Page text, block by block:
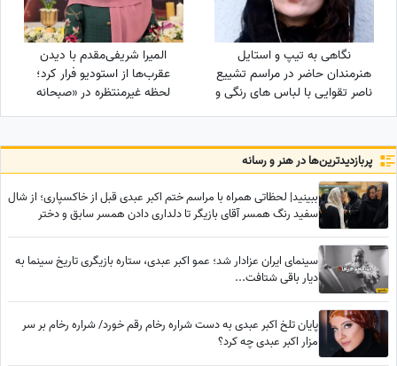
نگاهی به تیپ و استایل
هنرمندان حاضر در مراسم تشییع
ناصر تقوایی با لباس های رنگی و
سفید به سفارش همسر آن
حسینی، مارال بنی آدم، ستاره
اسکندری و...
المیرا شریفی‌مقدم با دیدن
عقرب‌ها از استودیو فرار کرد؛
لحظه غیرمنتظره در «صبحانه
ایرانی» + ویدئو
پربازدید‌ترین‌ها در هنر و رسانه
ببینید| لحظاتی همراه با مراسم ختم اکبر عبدی قبل از خاکسپاری؛ از شال
سفید رنگ همسر آقای بازیگر تا دلداری دادن همسر سابق و دختر
سینمای ایران عزادار شد؛ عمو اکبر عبدی، ستاره بازیگری تاریخ سینما به
دیار باقی شتافت...
پایان تلخ اکبر عبدی به دست شراره رخام رقم خورد/ شراره رخام بر سر
مزار اکبر عبدی چه کرد؟